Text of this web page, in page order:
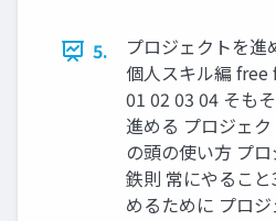
5.
プロジェクトを進
個人スキル編
01 02 03 04 そも
進める プロジェ
の頭の使い方 プ
鉄則 常にやるこ
めるために プロ